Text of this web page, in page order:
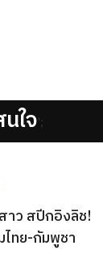
ใจ';
าว สปีกอิงลิช!
ไทย-กัมพูชา